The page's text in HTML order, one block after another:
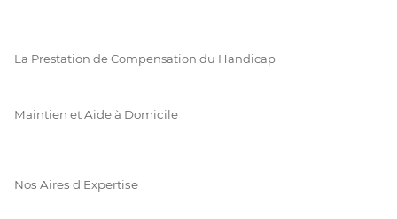
La Prestation de Compensation du Handicap
Maintien et Aide à Domicile
Nos Aires d'Expertise